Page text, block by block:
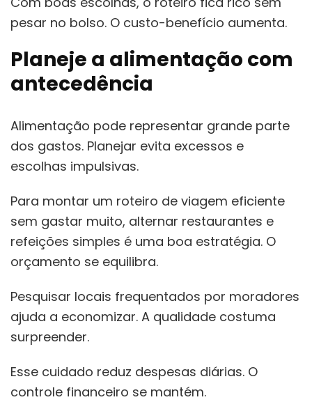
pesar no bolso. O custo-benefício aumenta.
Planeje a alimentação com
antecedência
Alimentação pode representar grande parte
dos gastos. Planejar evita excessos e
escolhas impulsivas.
Para montar um roteiro de viagem eficiente
sem gastar muito, alternar restaurantes e
refeições simples é uma boa estratégia. O
orçamento se equilibra.
Pesquisar locais frequentados por moradores
ajuda a economizar. A qualidade costuma
surpreender.
Esse cuidado reduz despesas diárias. O
controle financeiro se mantém.